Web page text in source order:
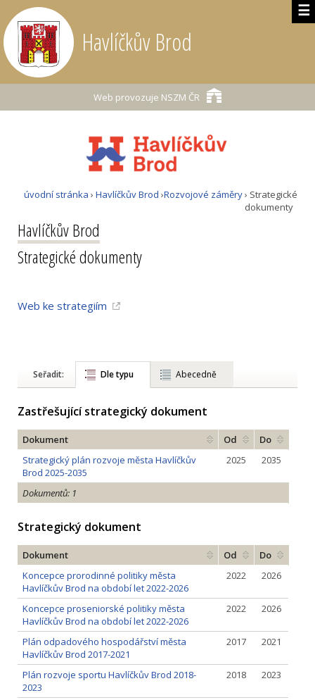
☰
Havlíčkův Brod
Web provozuje NSZM ČR
úvodní stránka › Havlíčkův Brod ›Rozvojové záměry› Strategické
dokumenty
Havlíčkův Brod
Strategické dokumenty
Web ke strategiím
Seřadit: Dle typu Abecedně
Zastřešující strategický dokument
Dokument Od
Do
Strategický plán rozvoje města Havlíčkův
Brod 2025-2035
2025 2035
Dokumentů: 1
Strategický dokument
Dokument Od
Do
Koncepce prorodinné politiky města
Havlíčkův Brod na období let 2022-2026
2022 2026
Koncepce proseniorské politiky města
Havlíčkův Brod na období let 2022-2026
2022 2026
Plán odpadového hospodářství města
Havlíčkův Brod 2017-2021
2017 2021
Plán rozvoje sportu Havlíčkův Brod 2018-
2023
2018 2023